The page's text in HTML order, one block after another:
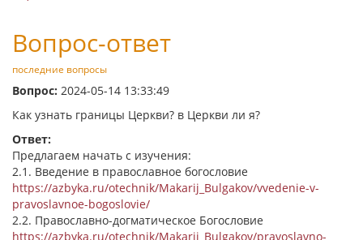
Вопрос-ответ
последние вопросы
Вопрос: 2024-05-14 13:33:49
Как узнать границы Церкви? в Церкви ли я?
Ответ:
Предлагаем начать с изучения:
2.1. Введение в православное богословие
https://azbyka.ru/otechnik/Makarij_Bulgakov/vvedenie-v-
pravoslavnoe-bogoslovie/
2.2. Православно-догматическое Богословие
https://azbyka.ru/otechnik/Makarij_Bulgakov/pravoslavno-